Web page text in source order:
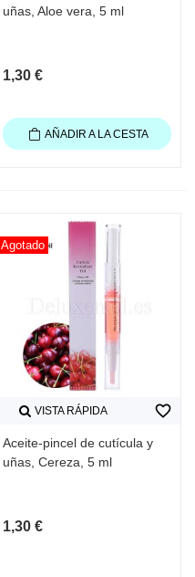
uñas, Aloe vera, 5 ml
1,30 €
AÑADIR A LA CESTA
Agotado
VISTA RÁPIDA
Aceite-pincel de cutícula y
uñas, Cereza, 5 ml
1,30 €
favorite_border